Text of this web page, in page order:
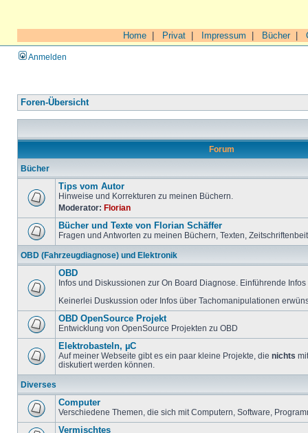
Home Privat Impressum Bücher|
Anmelden
Foren-Übersicht
Forum
Bücher
Tips vom Autor
Hinweise und Korrekturen zu meinen Büchern.
Moderator: Florian
Bücher und Texte von Florian Schäffer
Fragen und Antworten zu meinen Büchern, Texten,
OBD (Fahrzeugdiagnose) und Elektronik
OBD
Infos und Diskussionen zur On Board Diagnose. Einführende
Keinerlei Duskussion oder Infos über Tachomanipulationen
OBD OpenSource Projekt
Entwicklung von OpenSource Projekten zu OBD
Elektrobasteln, µC
Auf meiner Webseite gibt es ein paar kleine Projekte, die nichts
diskutiert werden können.
Diverses
Computer
Verschiedene Themen, die sich mit Computern, Software,
Vermischtes